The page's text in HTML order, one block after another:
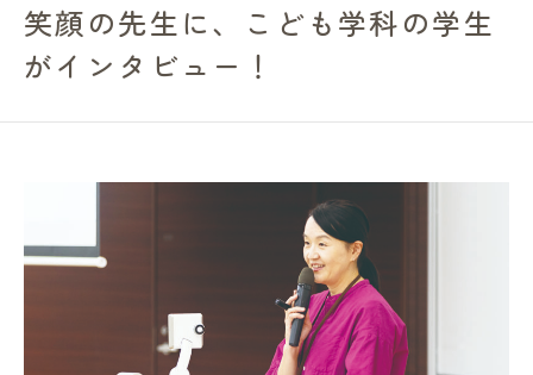
レンガ棟について
卒業生の方へ
高校の先生方へ
地域・一般の方へ
笑顔の先生に、こども学科の学生
がインタビュー！